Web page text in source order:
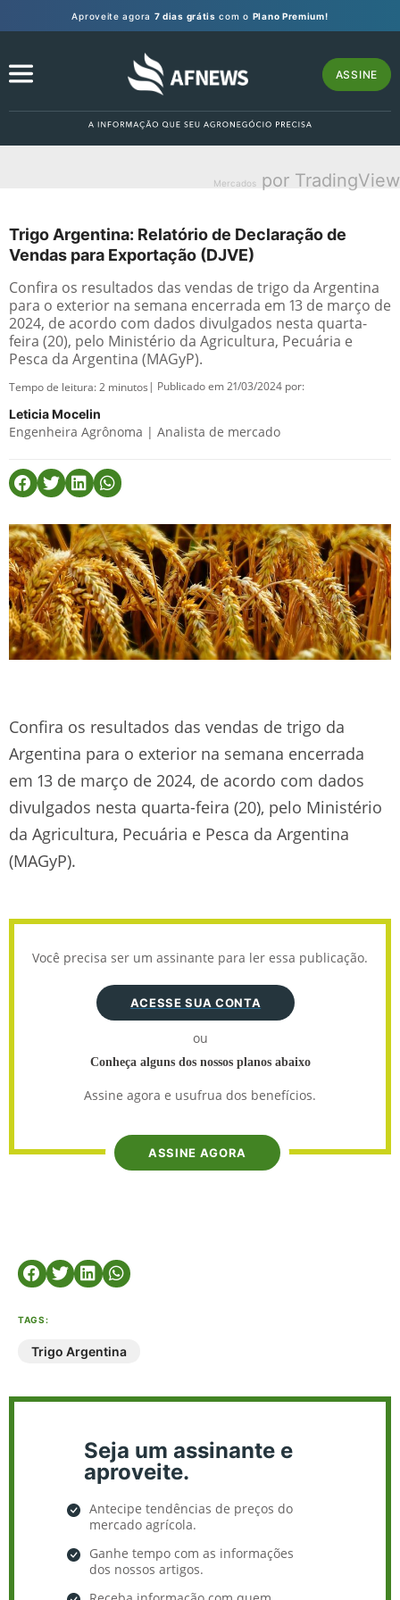
Aproveite agora 7 dias grátis com o Plano Premium!
ASSINE
Mercados por TradingView
Trigo Argentina: Relatório de Declaração de
Vendas para Exportação (DJVE)
Confira os resultados das vendas de trigo da Argentina
para o exterior na semana encerrada em 13 de março de
2024, de acordo com dados divulgados nesta quarta-
feira (20), pelo Ministério da Agricultura, Pecuária e
Pesca da Argentina (MAGyP).
Tempo de leitura:2 minutos | Publicado em 21/03/2024 por:
Leticia Mocelin
Engenheira Agrônoma | Analista de mercado
Confira os resultados das vendas de trigo da
Argentina para o exterior na semana encerrada
em 13 de março de 2024, de acordo com dados
divulgados nesta quarta-feira (20), pelo Ministério
da Agricultura, Pecuária e Pesca da Argentina
(MAGyP).
Você precisa ser um assinante para ler essa publicação.
ACESSE SUA CONTA
ou
Conheça alguns dos nossos planos abaixo
Assine agora e usufrua dos benefícios.
ASSINE AGORA
TAGS:
Trigo Argentina
Seja um assinante e
aproveite.
Antecipe tendências de preços do
mercado agrícola.
Ganhe tempo com as informações
dos nossos artigos.